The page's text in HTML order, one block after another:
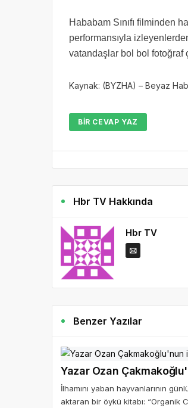
Hababam Sınıfı filminden
performansıyla
vatandaşlar bol bol fotoğraf
Kaynak: (BYZHA) – Beyaz
BIR CEVAP YAZ
Hbr TV Hakkında
Hbr TV
Benzer Yazılar
Yazar Ozan
İlhamını yaban hayvanlarının
aktaran bir öykü kitabı: “Organik